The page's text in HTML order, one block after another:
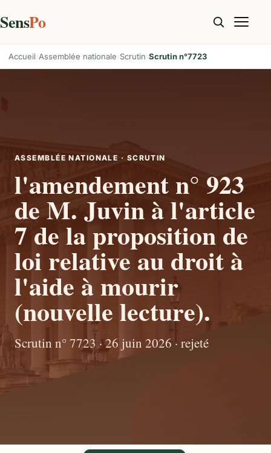
SensPo
Accueil Assemblée nationale Scrutin Scrutin n°7723
ASSEMBLÉE NATIONALE · SCRUTIN
l'amendement n° 923
de M. Juvin à l'article
7 de la proposition de
loi relative au droit à
l'aide à mourir
(nouvelle lecture).
Scrutin n° 7723 · 26 juin 2026 · rejeté